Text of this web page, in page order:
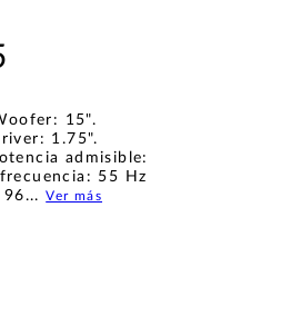
15".
1.75".
admisible:
55 Hz
96...Ver más